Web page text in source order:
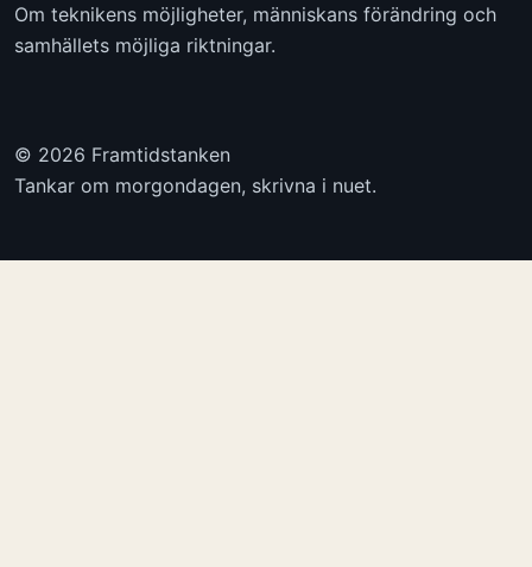
Om teknikens möjligheter, människans förändring och
samhällets möjliga riktningar.
© 2026 Framtidstanken
Tankar om morgondagen, skrivna i nuet.